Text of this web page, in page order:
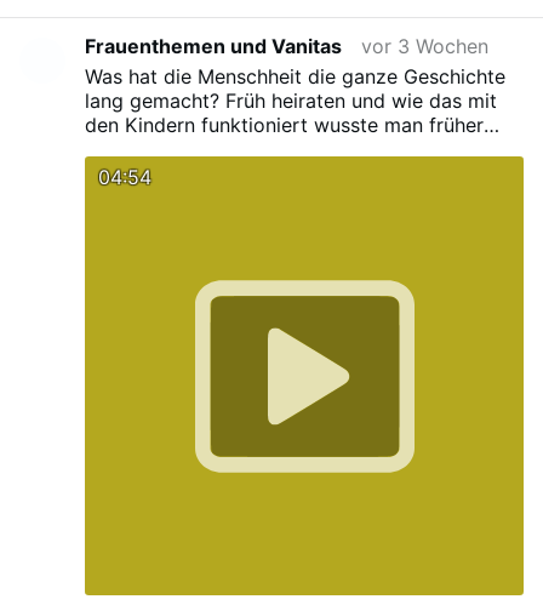
Frauenthemen und Vanitas
vor 3 Wochen
Was hat die Menschheit die ganze Geschichte
lang gemacht? Früh heiraten und wie das mit
den Kindern funktioniert wusste man früher
04:54